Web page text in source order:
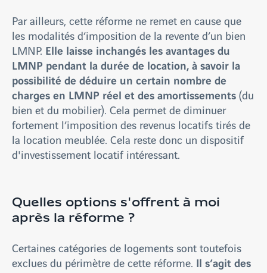
Par ailleurs, cette réforme ne remet en cause que
les modalités d’imposition de la revente d’un bien
LMNP. Elle laisse inchangés les avantages du
LMNP pendant la durée de location, à savoir la
possibilité de déduire un certain nombre de
charges en LMNP réel et des amortissements(du
bien et du mobilier). Cela permet de diminuer
fortement l’imposition des revenus locatifs tirés de
la location meublée. Cela reste donc un dispositif
d'investissement locatif intéressant.
Quelles options s'offrent à moi
après la réforme ?
Certaines catégories de logements sont toutefois
exclues du périmètre de cette réforme. Il s’agit des